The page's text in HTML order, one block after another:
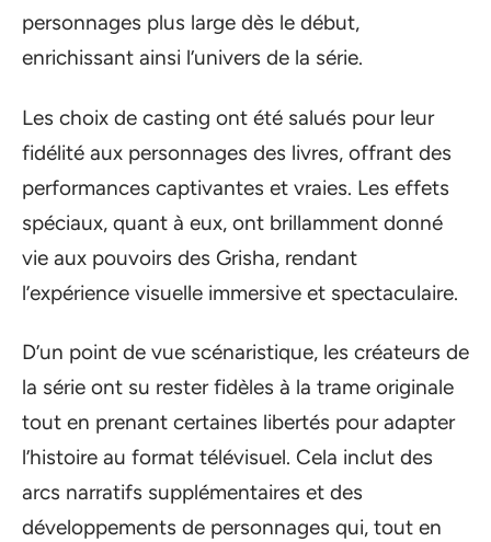
personnages plus large dès le début,
enrichissant ainsi l’univers de la série.
Les choix de casting ont été salués pour leur
fidélité aux personnages des livres, offrant des
performances captivantes et vraies. Les effets
spéciaux, quant à eux, ont brillamment donné
vie aux pouvoirs des Grisha, rendant
l’expérience visuelle immersive et spectaculaire.
D’un point de vue scénaristique, les créateurs de
la série ont su rester fidèles à la trame originale
tout en prenant certaines libertés pour adapter
l’histoire au format télévisuel. Cela inclut des
arcs narratifs supplémentaires et des
développements de personnages qui, tout en